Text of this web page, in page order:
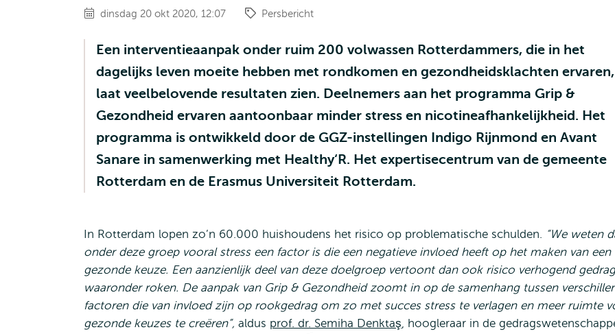
dinsdag 20 okt 2020, 12:07 Persbericht
Een interventieaanpak onder ruim 200 volwassen Rotterdammers, die in het
dagelijks leven moeite hebben met rondkomen en gezondheidsklachten ervaren,
laat veelbelovende resultaten zien. Deelnemers aan het programma Grip &
Gezondheid ervaren aantoonbaar minder stress en nicotineafhankelijkheid. Het
programma is ontwikkeld door de GGZ-instellingen Indigo Rijnmond en Avant
Sanare in samenwerking met Healthy‘R. Het expertisecentrum van de gemeente
Rotterdam en de Erasmus Universiteit Rotterdam.
In Rotterdam lopen zo’n 60.000 huishoudens het risico op problematische schulden. “We weten
onder deze groep vooral stress een factor is die een negatieve invloed heeft op het maken van een
gezonde keuze. Een aanzienlijk deel van deze doelgroep vertoont dan ook risico verhogend
waaronder roken. De aanpak van Grip & Gezondheid zoomt in op de samenhang tussen
factoren die van invloed zijn op rookgedrag om zo met succes stress te verlagen en meer ruimte
gezonde keuzes te creëren”, aldus prof. dr. Semiha Denktaş, hoogleraar in de